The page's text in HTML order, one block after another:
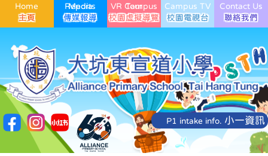
Home Media Reports VR Campus Tour Campus TV Contact Us
P1 intake info. 小一資訊